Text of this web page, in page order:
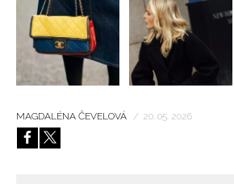
MAGDALÉNA ČEVELOVÁ / 20. 05. 2026